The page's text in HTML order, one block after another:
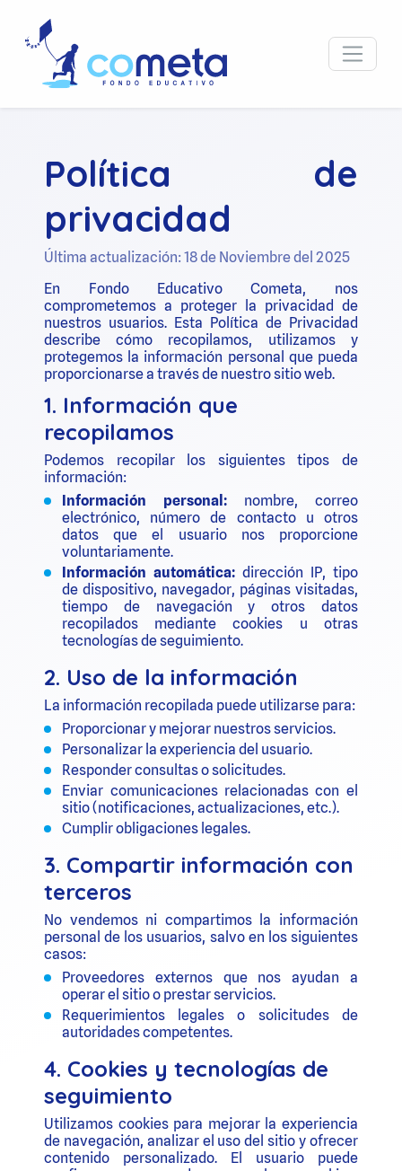
Política de
privacidad
Última actualización: 18 de Noviembre del 2025
En Fondo Educativo Cometa, nos
comprometemos a proteger la privacidad de
nuestros usuarios. Esta Política de Privacidad
describe cómo recopilamos, utilizamos y
protegemos la información personal que pueda
proporcionarse a través de nuestro sitio web.
1. Información que
recopilamos
Podemos recopilar los siguientes tipos de
información:
Información personal: nombre, correo
electrónico, número de contacto u otros
datos que el usuario nos proporcione
voluntariamente.
Información automática: dirección IP, tipo
de dispositivo, navegador, páginas visitadas,
tiempo de navegación y otros datos
recopilados mediante cookies u otras
tecnologías de seguimiento.
2. Uso de la información
La información recopilada puede utilizarse para:
Proporcionar y mejorar nuestros servicios.
Personalizar la experiencia del usuario.
Responder consultas o solicitudes.
Enviar comunicaciones relacionadas con el
sitio (notificaciones, actualizaciones, etc.).
Cumplir obligaciones legales.
3. Compartir información con
terceros
No vendemos ni compartimos la información
personal de los usuarios, salvo en los siguientes
casos:
Proveedores externos que nos ayudan a
operar el sitio o prestar servicios.
Requerimientos legales o solicitudes de
autoridades competentes.
4. Cookies y tecnologías de
seguimiento
Utilizamos cookies para mejorar la experiencia
de navegación, analizar el uso del sitio y ofrecer
contenido personalizado. El usuario puede